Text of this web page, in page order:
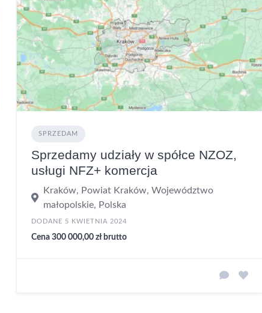
SPRZEDAM
Sprzedamy udziały w spółce NZOZ,
usługi NFZ+ komercja
Kraków, Powiat Kraków, Województwo
małopolskie, Polska
DODANE 5 KWIETNIA 2024
Cena 300 000,00 zł brutto